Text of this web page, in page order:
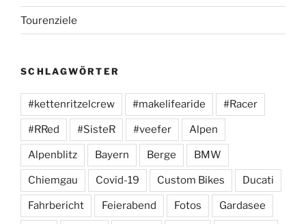
Tourenziele
SCHLAGWÖRTER
#kettenritzelcrew #makelifearide #Racer
#RRed #SisteR #veefer Alpen
Alpenblitz Bayern Berge BMW
Chiemgau Covid-19 Custom Bikes Ducati
Fahrbericht Feierabend Fotos Gardasee